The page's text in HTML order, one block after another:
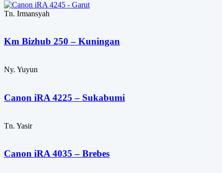
Tn. Irmansyah
Km Bizhub 250 – Kuningan
Ny. Yuyun
Canon iRA 4225 – Sukabumi
Tn. Yasir
Canon iRA 4035 – Brebes